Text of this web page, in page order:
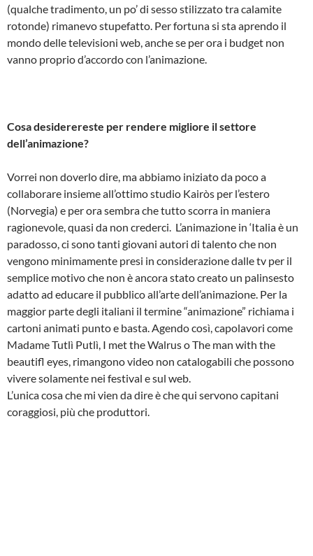
(qualche tradimento, un po’ di sesso stilizzato tra calamite
rotonde) rimanevo stupefatto. Per fortuna si sta aprendo il
mondo delle televisioni web, anche se per ora i budget non
vanno proprio d’accordo con l’animazione.
Cosa desiderereste per rendere migliore il settore
dell’animazione?
Vorrei non doverlo dire, ma abbiamo iniziato da poco a
collaborare insieme all’ottimo studio Kairòs per l’estero
(Norvegia) e per ora sembra che tutto scorra in maniera
ragionevole, quasi da non crederci. L’animazione in ‘Italia è un
paradosso, ci sono tanti giovani autori di talento che non
vengono minimamente presi in considerazione dalle tv per il
semplice motivo che non è ancora stato creato un palinsesto
adatto ad educare il pubblico all’arte dell’animazione. Per la
maggior parte degli italiani il termine “animazione” richiama i
cartoni animati punto e basta. Agendo così, capolavori come
Madame Tutlì Putlì, I met the Walrus o The man with the
beautifl eyes, rimangono video non catalogabili che possono
vivere solamente nei festival e sul web.
L’unica cosa che mi vien da dire è che qui servono capitani
coraggiosi, più che produttori.